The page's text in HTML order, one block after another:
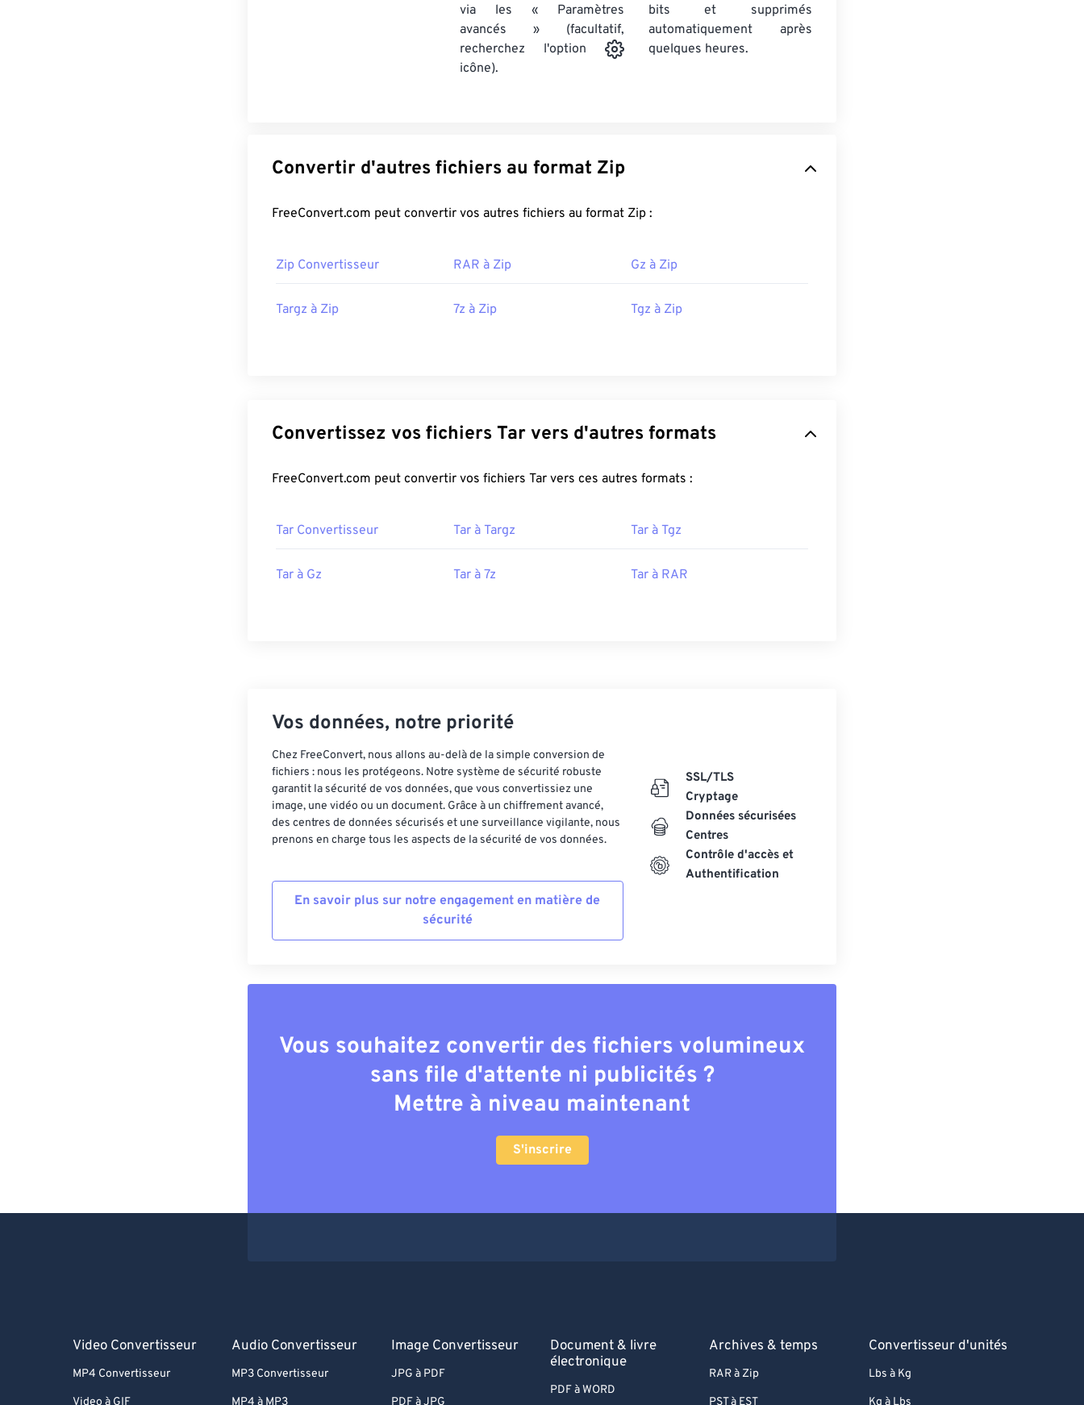
via les « Paramètres
avancés » (facultatif,
recherchez l'option
icône).
bits et supprimés
automatiquement après
quelques heures.
Convertir d'autres fichiers au format Zip
FreeConvert.com peut convertir vos autres fichiers au format Zip :
Zip Convertisseur RAR à Zip Gz à Zip
Targz à Zip 7z à Zip Tgz à Zip
Convertissez vos fichiers Tar vers d'autres formats
FreeConvert.com peut convertir vos fichiers Tar vers ces autres formats :
Tar Convertisseur Tar à Targz Tar à Tgz
Tar à Gz Tar à 7z Tar à RAR
Vos données, notre priorité
Chez FreeConvert, nous allons au-delà de la simple conversion de
fichiers : nous les protégeons. Notre système de sécurité robuste
garantit la sécurité de vos données, que vous convertissiez une
image, une vidéo ou un document. Grâce à un chiffrement avancé,
des centres de données sécurisés et une surveillance vigilante, nous
prenons en charge tous les aspects de la sécurité de vos données.
En savoir plus sur notre engagement en matière de
sécurité
SSL/TLS
Cryptage
Données sécurisées
Centres
Contrôle d'accès et
Authentification
Vous souhaitez convertir des fichiers volumineux
sans file d'attente ni publicités ?
Mettre à niveau maintenant
S'inscrire
Video Convertisseur
MP4 Convertisseur
Video à GIF
Audio Convertisseur
MP3 Convertisseur
MP4 à MP3
Image Convertisseur
JPG à PDF
PDF à JPG
Document & livre
électronique
PDF à WORD
Archives & temps
RAR à Zip
PST à EST
Convertisseur d'unités
Lbs à Kg
Kg à Lbs